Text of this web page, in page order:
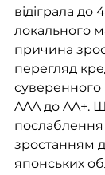
відіграла до
локального
причина
перегляд
суверенного
AAA до AA+.
зростанням
японських